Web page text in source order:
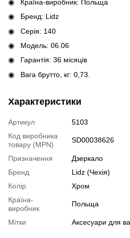
Країна-виробник: Польща
Бренд: Lidz
Серія: 140
Модель: 06.06
Гарантія: 36 місяців
Вага брутто, кг: 0,73.
Характеристики
Артикул
5103
Код виробника
товару (MPN)
SD00038626
Призначення
Дзеркало
Бренд
Lidz (Чехія)
Колір
Хром
Країна-
виробник
Польща
Мітки Аксесуари для